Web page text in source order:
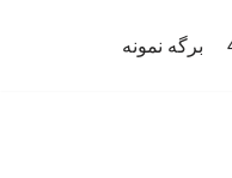
برگه نمونه